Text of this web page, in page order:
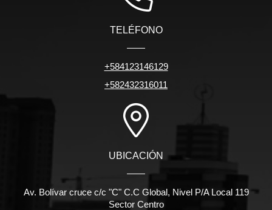
TELÉFONO
+584123146129
+582432316011
UBICACIÓN
Av. Bolívar cruce c/c "C" C.C Global, Nivel P/A Local 119
Sector Centro